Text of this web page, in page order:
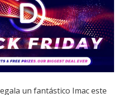
un fantástico Imac este